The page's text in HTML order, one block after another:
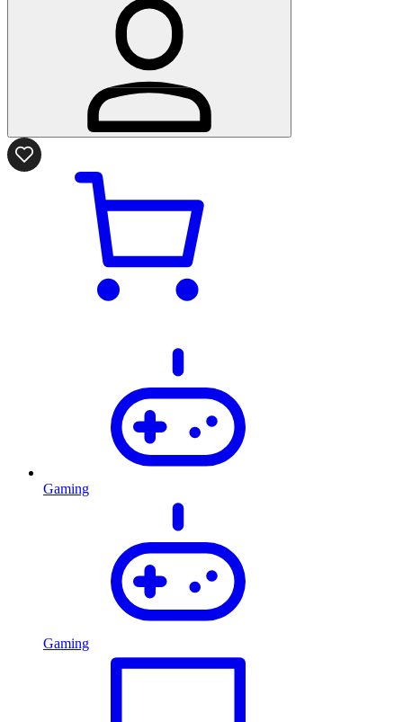
Gaming
Gaming